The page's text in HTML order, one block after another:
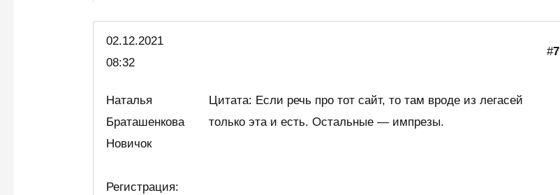
02.12.2021
08:32
#7
Наталья
Браташенкова
Новичок
Регистрация:
Цитата: Если речь про тот сайт, то там вроде из легасей
только эта и есть. Остальные — импрезы.